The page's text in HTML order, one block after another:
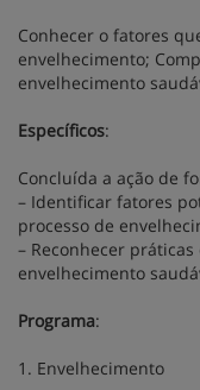
Conhecer o fatores
envelhecimento;
envelhecimento
Específicos:
Concluída a ação de
– Identificar fatores
processo de
– Reconhecer
envelhecimento
Programa:
1. Envelhecimento